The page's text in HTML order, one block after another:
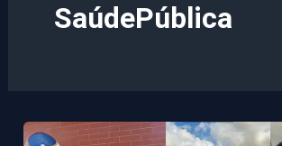
SaúdePública